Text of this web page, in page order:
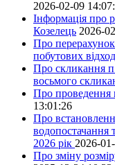
2026-02-09
Інформація про
Козелець 2026-
Про перерахунок
побутових
Про скликання
восьмого
Про проведення
13:01:26
Про
водопостачання
2026 рік 2026-
Про зміну